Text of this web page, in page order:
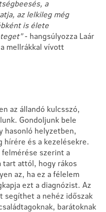
a
az lelkileg még
is élete
- hangsúlyozza Laár
mellrákkal vívott
az állandó kulcsszó,
Gondoljunk bele
hasonló helyzetben,
hírére és a kezelésekre.
szerint a
tart attól, hogy rákos
az, ha ez a félelem
ezt a diagnózist. Az
segíthet a nehéz időszak
barátoknak